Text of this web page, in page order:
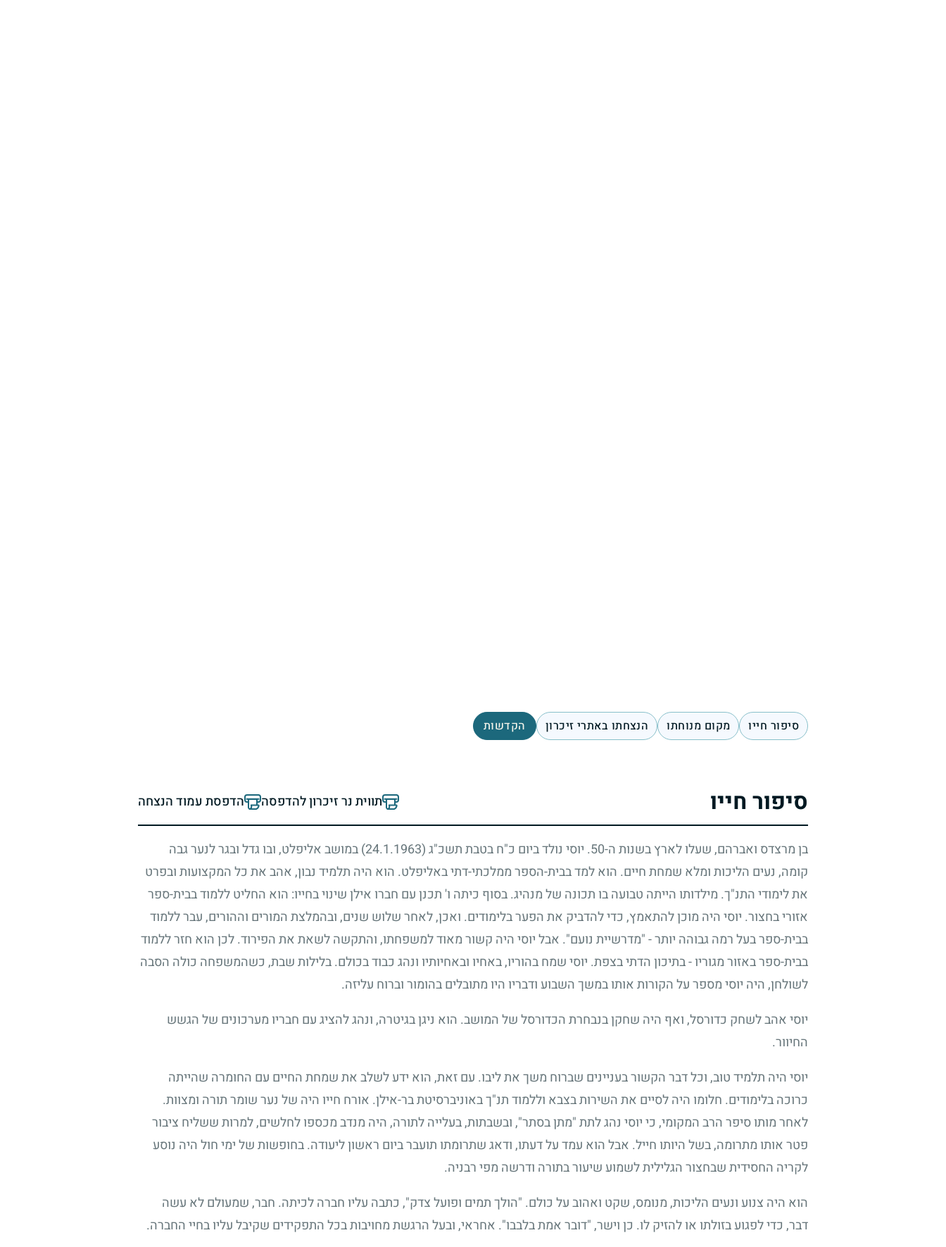
סיפור חייו מקום מנוחתו הנצחתו באתרי זיכרון הקדשות
סיפור חייו תווית נר זיכרון להדפסה הדפסת עמוד הנצחה
בן מרצדס ואברהם, שעלו לארץ בשנות ה-50. יוסי נולד ביום כ"ח בטבת תשכ"ג(24.1.1963)
במושב אליפלט, ובו גדל ובגר לנער גבה
קומה, נעים הליכות ומלא שמחת חיים. הוא למד בבית-הספר ממלכתי-דתי באליפלט. הוא היה תלמיד נבון, אהב את כל המקצועות ובפרט
את לימודי התנ"ך. מילדותו הייתה טבועה בו תכונה של מנהיג. בסוף כיתה ו' תכנן עם חברו אילן שינוי בחייו: הוא החליט ללמוד בבית-ספר
אזורי בחצור. יוסי היה מוכן להתאמץ, כדי להדביק את הפער בלימודים. ואכן, לאחר שלוש שנים, ובהמלצת המורים וההורים, עבר ללמוד
בבית-ספר בעל רמה גבוהה יותר-"מדרשיית נועם". אבל יוסי היה קשור מאוד למשפחתו, והתקשה לשאת את הפירוד. לכן הוא חזר ללמוד
בבית-ספר באזור מגוריו-בתיכון הדתי בצפת. יוסי שמח בהוריו, באחיו ובאחיותיו ונהג כבוד בכולם. בלילות שבת, כשהמשפחה כולה הסבה
לשולחן, היה יוסי מספר על הקורות אותו במשך השבוע ודבריו היו מתובלים בהומור וברוח עליזה.
יוסי אהב לשחק כדורסל, ואף היה שחקן בנבחרת הכדורסל של המושב. הוא ניגן בגיטרה, ונהג להציג עם חבריו מערכונים של הגשש
החיוור.
יוסי היה תלמיד טוב, וכל דבר הקשור בעניינים שברוח משך את ליבו. עם זאת, הוא ידע לשלב את שמחת החיים עם החומרה שהייתה
כרוכה בלימודים. חלומו היה לסיים את השירות בצבא וללמוד תנ"ך באוניברסיטת בר-אילן. אורח חייו היה של נער שומר תורה ומצוות.
לאחר מותו סיפר הרב המקומי, כי יוסי נהג לתת "מתן בסתר", ובשבתות, בעלייה לתורה, היה מנדב מכספו לחלשים, למרות ששליח ציבור
פטר אותו מתרומה, בשל היותו חייל. אבל הוא עמד על דעתו, ודאג שתרומתו תועבר ביום ראשון ליעודה. בחופשות של ימי חול היה נוסע
לקריה החסידית שבחצור הגלילית לשמוע שיעור בתורה ודרשה מפי רבניה.
הוא היה צנוע ונעים הליכות, מנומס, שקט ואהוב על כולם. "הולך תמים ופועל צדק", כתבה עליו חברה לכיתה. חבר, שמעולם לא עשה
דבר, כדי לפגוע בזולתו או להזיק לו. כן וישר, "דובר אמת בלבבו". אחראי, ובעל הרגשת מחויבות בכל התפקידים שקיבל עליו בחיי החברה.